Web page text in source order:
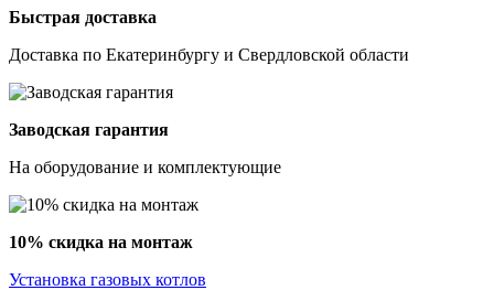
Быстрая доставка
Доставка по Екатеринбургу и Свердловской области
Заводская гарантия
На оборудование и комплектующие
10% скидка на монтаж
Установка газовых котлов